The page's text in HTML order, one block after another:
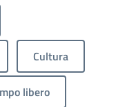
Cultura
libero